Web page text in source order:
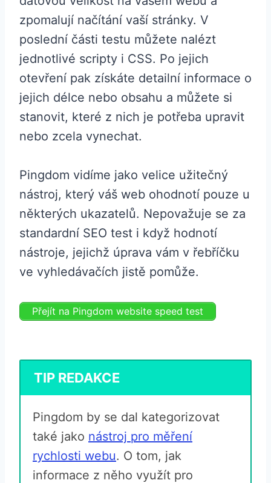
zpomalují načítání vaší stránky. V
poslední části testu můžete nalézt
jednotlivé scripty i CSS. Po jejich
otevření pak získáte detailní informace o
jejich délce nebo obsahu a můžete si
stanovit, které z nich je potřeba upravit
nebo zcela vynechat.
Pingdom vidíme jako velice užitečný
nástroj, který váš web ohodnotí pouze u
některých ukazatelů. Nepovažuje se za
standardní SEO test i když hodnotí
nástroje, jejichž úprava vám v řebříčku
ve vyhledávačích jistě pomůže.
Přejít na Pingdom website speed test
TIP REDAKCE
Pingdom by se dal kategorizovat
také jako nástroj pro měření
rychlosti webu. O tom, jak
informace z něho využít pro